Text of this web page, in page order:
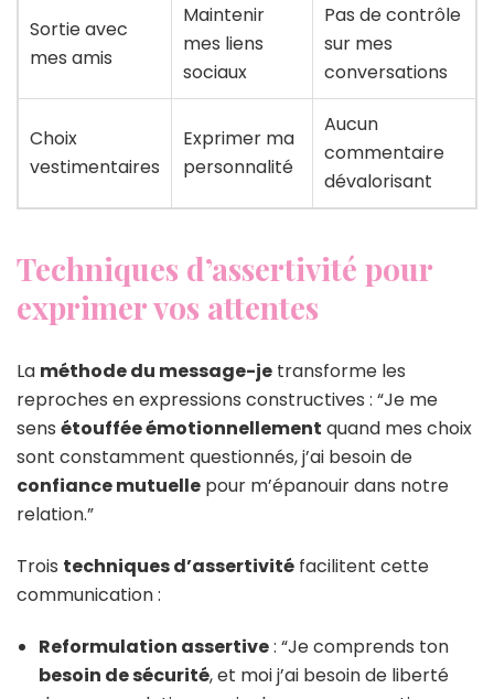
Sortie avec
mes amis
Maintenir
mes liens
sociaux
Pas de contrôle
sur mes
conversations
Choix
vestimentaires
Exprimer ma
personnalité
Aucun
commentaire
dévalorisant
Techniques d’assertivité pour
exprimer vos attentes
La méthode du message-je transforme les
reproches en expressions constructives : “Je me
sens étouffée émotionnellement quand mes choix
sont constamment questionnés, j’ai besoin de
confiance mutuelle pour m’épanouir dans notre
relation.”
Trois techniques d’assertivité facilitent cette
communication :
Reformulation assertive: “Je comprends ton
besoin de sécurité, et moi j’ai besoin de liberté